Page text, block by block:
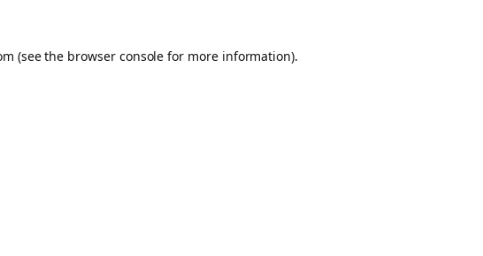
(see the browser console for more information).